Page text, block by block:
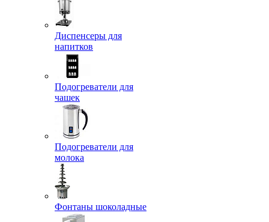
Диспенсеры для
напитков
Подогреватели для
чашек
Подогреватели для
молока
Фонтаны шоколадные